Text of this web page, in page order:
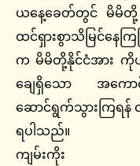
ယနေ့ခေတ်တွင် မိမိတို့
ထင်ရှားစွာသိမြင်နေက
က မိမိတို့နိုင်ငံအား ကိုယ်
ချေရှိသော အကောင်
ဆောင်ရွက်သွားကြရန်
ရပါသည်။
ကျမ်းကိုး